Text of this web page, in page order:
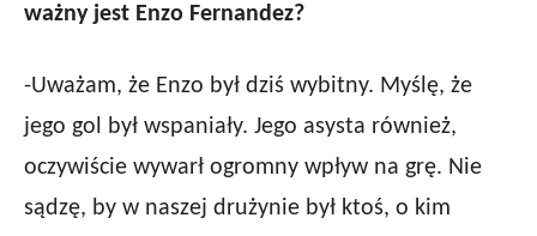
ważny jest Enzo Fernandez?
-Uważam, że Enzo był dziś wybitny. Myślę, że
jego gol był wspaniały. Jego asysta również,
oczywiście wywarł ogromny wpływ na grę. Nie
sądzę, by w naszej drużynie był ktoś, o kim